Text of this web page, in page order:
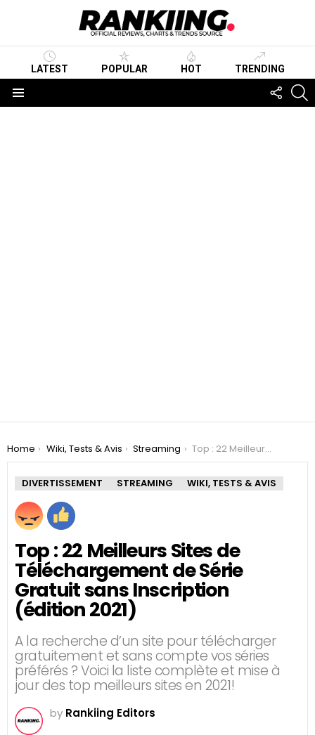
LATEST POPULAR HOT TRENDING
US
You are here:
Home Wiki, Tests & Avis Streaming Top : 22 Meilleurs Sites de Téléchargement de Série Gratuit sans Inscription (édition 2021)
DIVERTISSEMENT STREAMING WIKI, TESTS & AVIS
Top : 22 Meilleurs Sites de
Téléchargement de Série
Gratuit sans Inscription
(édition 2021)
A la recherche d’un site pour télécharger
gratuitement et sans compte vos séries
préférés ? Voici la liste complète et mise à
jour des top meilleurs sites en 2021!
by Rankiing Editors